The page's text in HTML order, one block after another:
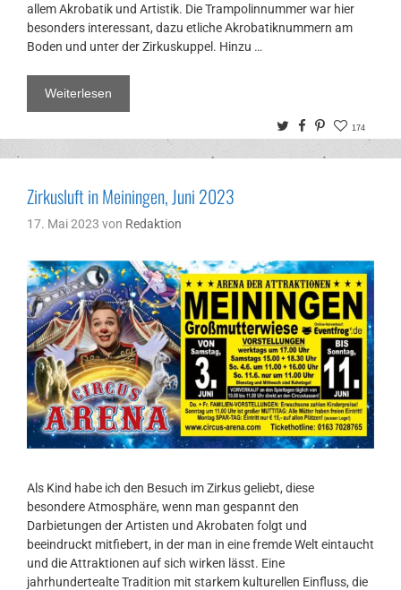
allem Akrobatik und Artistik. Die Trampolinnummer war hier
besonders interessant, dazu etliche Akrobatiknummern am
Boden und unter der Zirkuskuppel. Hinzu …
Weiterlesen
TwitterFacebook
Pinterest
174
Zirkusluft in Meiningen, Juni 2023
17. Mai 2023 von Redaktion
Als Kind habe ich den Besuch im Zirkus geliebt, diese
besondere Atmosphäre, wenn man gespannt den
Darbietungen der Artisten und Akrobaten folgt und
beeindruckt mitfiebert, in der man in eine fremde Welt eintaucht
und die Attraktionen auf sich wirken lässt. Eine
jahrhundertealte Tradition mit starkem kulturellen Einfluss, die